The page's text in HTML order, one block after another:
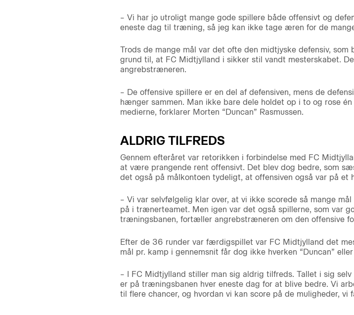
– Vi har jo utroligt mange gode spillere både offensivt og
eneste dag til træning, så jeg kan ikke tage æren for de
Trods de mange mål var det ofte den midtjyske defensiv,
grund til, at FC Midtjylland i sikker stil vandt mesterskabet.
angrebstræneren.
– De offensive spillere er en del af defensiven, mens de
hænger sammen. Man ikke bare dele holdet op i to og rose
medierne, forklarer Morten “Duncan” Rasmussen.
ALDRIG TILFREDS
Gennem efteråret var retorikken i forbindelse med FC
at være prangende rent offensivt. Det blev dog bedre, som
det også på målkontoen tydeligt, at offensiven også var på et
– Vi var selvfølgelig klar over, at vi ikke scorede så mange
på i trænerteamet. Men igen var det også spillerne, som var
træningsbanen, fortæller angrebstræneren om den offensive
Efter de 36 runder var færdigspillet var FC Midtjylland det
mål pr. kamp i gennemsnit får dog ikke hverken “Duncan”
– I FC Midtjylland stiller man sig aldrig tilfreds. Tallet i sig
er på træningsbanen hver eneste dag for at blive bedre. Vi
til flere chancer, og hvordan vi kan score på de muligheder, vi